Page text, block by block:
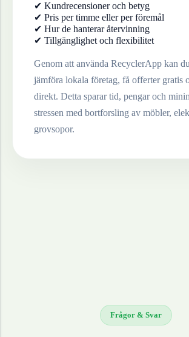
✔ Kundrecensioner och betyg
✔ Pris per timme eller per föremål
✔ Hur de hanterar återvinning
✔ Tillgänglighet och flexibilitet
Genom att använda RecyclerApp kan
jämföra lokala företag, få offerter gratis
direkt. Detta sparar tid, pengar och
stressen med bortforsling av möbler,
grovsopor.
Frågor & Svar